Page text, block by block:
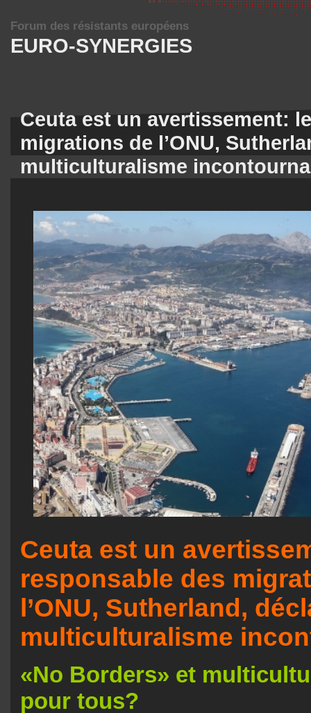
EURO-SYNERGIES
Forum des résistants européens
Ceuta est un avertissement:
migrations de l’ONU,
multiculturalisme
Ceuta est un
responsable des
l’ONU, Sutherland,
multiculturalisme
«No Borders» et
pour tous?